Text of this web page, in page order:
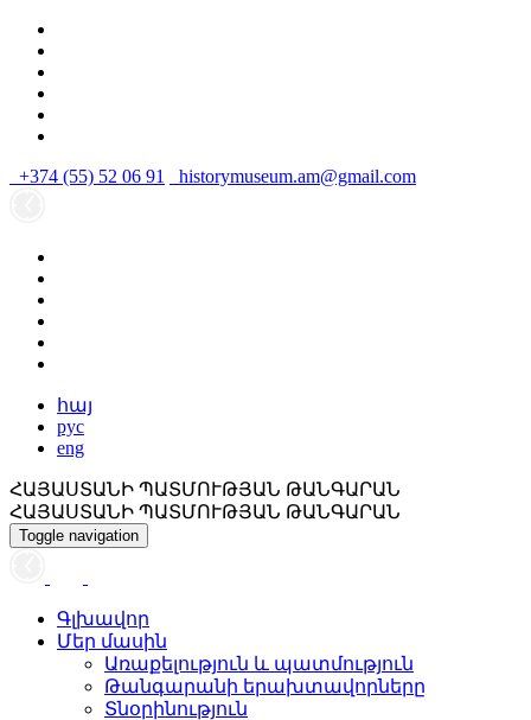
+374 (55) 52 06 91 historymuseum.am@gmail.com
հայ
рус
eng
ՀԱՅԱՍՏԱՆԻ ՊԱՏՄՈՒԹՅԱՆ ԹԱՆԳԱՐԱՆ
ՀԱՅԱՍՏԱՆԻ ՊԱՏՄՈՒԹՅԱՆ ԹԱՆԳԱՐԱՆ
Toggle navigation
Գլխավոր
Մեր մասին
Առաքելություն և պատմություն
Թանգարանի երախտավորները
Տնօրինություն